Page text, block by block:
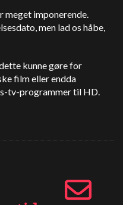
meget imponerende.
men lad os håbe,
kunne gøre for
film eller endda
tv-programmer til HD.